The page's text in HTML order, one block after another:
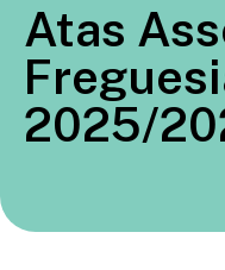
Atas
2025/